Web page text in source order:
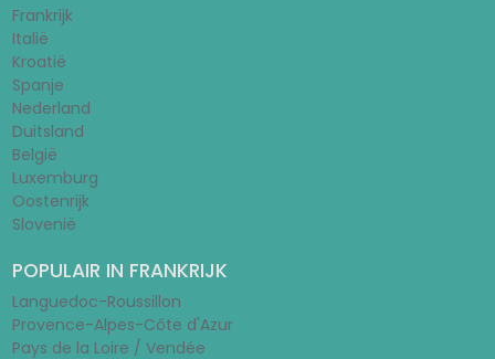
Frankrijk
Italië
Kroatië
Spanje
Nederland
Duitsland
België
Luxemburg
Oostenrijk
Slovenië
POPULAIR IN FRANKRIJK
Languedoc-Roussillon
Provence-Alpes-Côte d'Azur
Pays de la Loire / Vendée